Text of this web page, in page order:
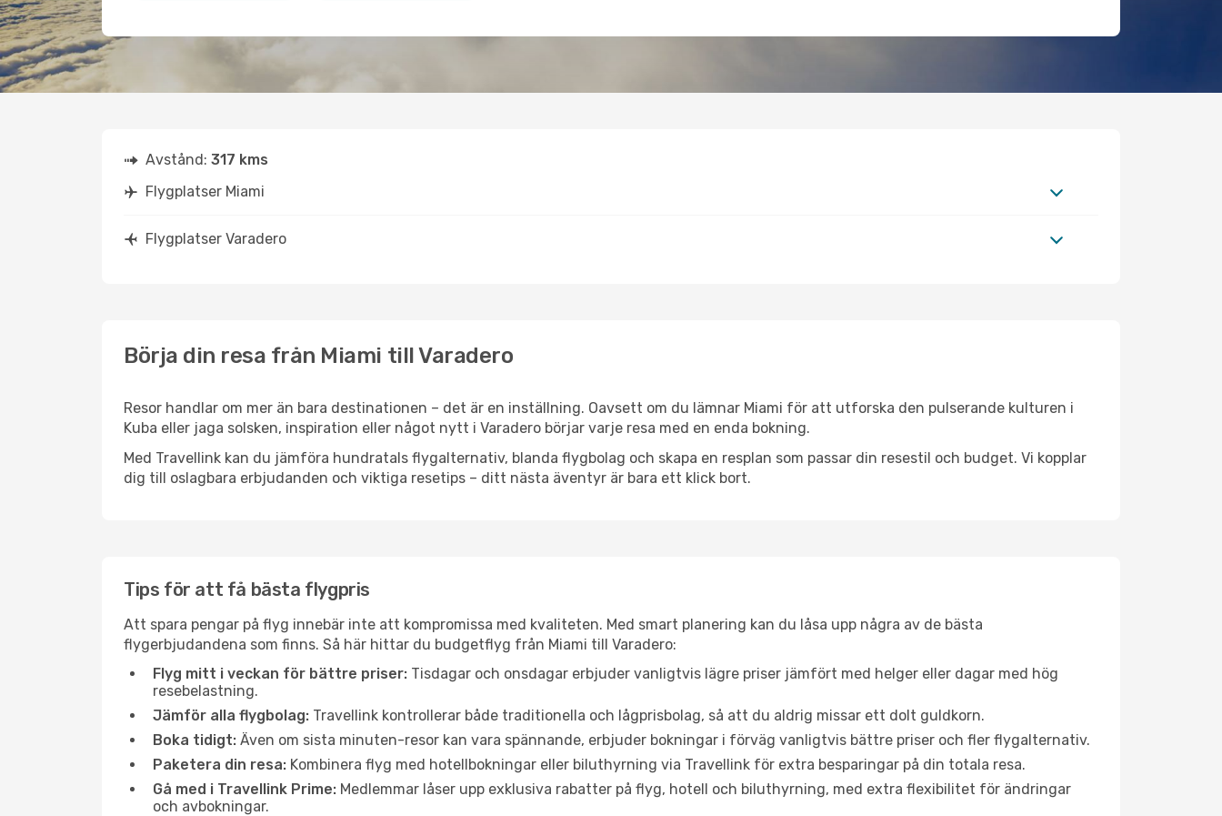
Avstånd: 317 kms
Flygplatser Miami
Flygplatser Varadero
Börja din resa från Miami till Varadero
Resor handlar om mer än bara destinationen – det är en inställning. Oavsett om du lämnar Miami för att utforska den pulserande kulturen i
Kuba eller jaga solsken, inspiration eller något nytt i Varadero börjar varje resa med en enda bokning.
Med Travellink kan du jämföra hundratals flygalternativ, blanda flygbolag och skapa en resplan som passar din resestil och budget. Vi kopplar
dig till oslagbara erbjudanden och viktiga resetips – ditt nästa äventyr är bara ett klick bort.
Tips för att få bästa flygpris
Att spara pengar på flyg innebär inte att kompromissa med kvaliteten. Med smart planering kan du låsa upp några av de bästa
flygerbjudandena som finns. Så här hittar du budgetflyg från Miami till Varadero:
Flyg mitt i veckan för bättre priser: Tisdagar och onsdagar erbjuder vanligtvis lägre priser jämfört med helger eller dagar med hög
resebelastning.
Jämför alla flygbolag: Travellink kontrollerar både traditionella och lågprisbolag, så att du aldrig missar ett dolt guldkorn.
Boka tidigt: Även om sista minuten-resor kan vara spännande, erbjuder bokningar i förväg vanligtvis bättre priser och fler flygalternativ.
Paketera din resa: Kombinera flyg med hotellbokningar eller biluthyrning via Travellink för extra besparingar på din totala resa.
Gå med i Travellink Prime: Medlemmar låser upp exklusiva rabatter på flyg, hotell och biluthyrning, med extra flexibilitet för ändringar
och avbokningar.